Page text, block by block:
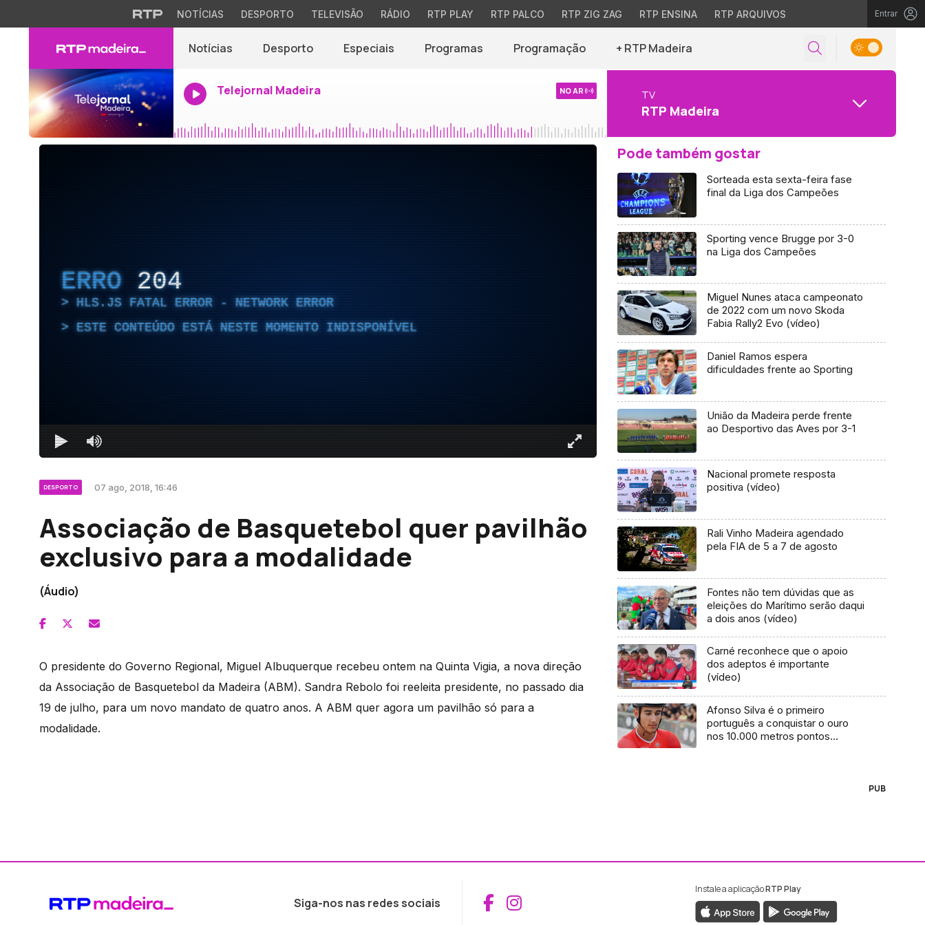
NOTÍCIAS DESPORTO TELEVISÃO RÁDIO RTP PLAY RTP PALCO RTP ZIG ZAG RTP ENSINA RTP ARQUIVOS Entrar
Notícias Desporto Especiais Programas Programação + RTP Madeira
Telejornal Madeira NO AR TV
RTP Madeira
ERRO 204
HLS.JS FATAL ERROR - NETWORK ERROR
ESTE CONTEÚDO ESTÁ NESTE MOMENTO INDISPONÍVEL
DESPORTO 07 ago, 2018, 16:46
Associação de Basquetebol quer pavilhão
exclusivo para a modalidade
(Áudio)
O presidente do Governo Regional, Miguel Albuquerque recebeu ontem na Quinta Vigia, a nova direção
da Associação de Basquetebol da Madeira (ABM). Sandra Rebolo foi reeleita presidente, no passado dia
19 de julho, para um novo mandato de quatro anos. A ABM quer agora um pavilhão só para a
modalidade.
Pode também gostar
Sorteada esta sexta-feira fase
final da Liga dos Campeões
Sporting vence Brugge por 3-0
na Liga dos Campeões
Miguel Nunes ataca campeonato
de 2022 com um novo Skoda
Fabia Rally2 Evo (vídeo)
Daniel Ramos espera
dificuldades frente ao Sporting
União da Madeira perde frente
ao Desportivo das Aves por 3-1
Nacional promete resposta
positiva (vídeo)
Rali Vinho Madeira agendado
pela FIA de 5 a 7 de agosto
Fontes não tem dúvidas que as
eleições do Marítimo serão daqui
a dois anos (vídeo)
Carné reconhece que o apoio
dos adeptos é importante
(vídeo)
Afonso Silva é o primeiro
português a conquistar o ouro
nos 10.000 metros pontos
PUB
Siga-nos nas redes sociais Aceder ao Facebook da RTP Madeira
Aceder ao Instagram da RTP Madeira
Instale a aplicaçãoRTP Play